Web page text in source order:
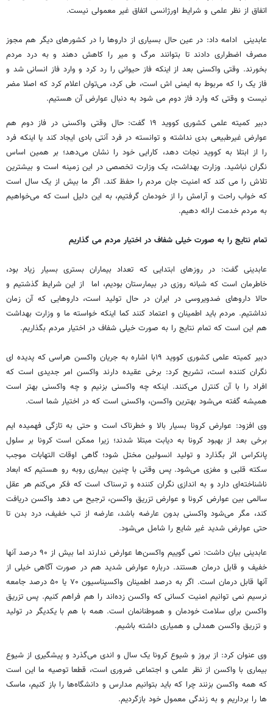
اتفاق از نظر علمی و شرایط اورژانسی اتفاق غیر معمولی نیست.
عابدینی ادامه داد: در عین حال بسیاری از داروها را در کشورهای دیگر هم مجوز
مصرف اضطراری دادند تا بتوانند مرگ و میر را کاهش دهند و به درد مردم
بخورند. وقتی واکسنی بعد از اینکه فاز حیوانی را رد کرد و وارد فاز انسانی شد و
فاز یک را که مربوط به ایمنی ‌اش است، طی کرد، می‌توان اعلام کرد که اصلا مضر
نیست و وقتی که وارد فاز دوم می ‌شود به دنبال عوارض آن هستیم.
دبیر کمیته علمی کشوری کووید ۱۹ گفت: حال وقتی واکسنی در فاز دوم هم
عوارض غیرطبیعی بدی نداشته و توانسته در فرد آنتی‌ بادی ایجاد کند یا اینکه فرد
را از ابتلا به کووید نجات دهد، کارایی خود را نشان می‌دهد؛ بر همین اساس
نگران نباشید. وزارت بهداشت، یک وزارت تخصصی در این زمینه است و بیشترین
تلاش را می ‌کند که امنیت جان مردم را حفظ کند. اگر ما بیش از یک سال است
که خواب راحت و آرامش را از خودمان گرفتیم، به این دلیل است که می‌خواهیم
به مردم‌ خدمت ارائه دهیم.
تمام نتایج را به صورت خیلی شفاف در اختیار مردم می گذاریم
عابدینی گفت: در روزهای ابتدایی که تعداد بیماران بستری بسیار زیاد بود،
خاطرمان است که شبانه روزی در بیمارستان بودیم، اما از این شرایط گذشتیم و
حالا داروهای ضدویروسی در ایران در حال تولید است، داروهایی که آن زمان
نداشتیم. مردم باید اطمینان و اعتماد کنند کما اینکه خواسته ما و وزارت بهداشت
هم این است که تمام نتایج را به صورت خیلی شفاف در اختیار مردم بگذاریم.
دبیر کمیته علمی کشوری کووید ۱۹با اشاره به جریان واکسن هراسی که پدیده ای
نگران کننده است، تشریح کرد: برخی عقیده دارند واکسن امر جدیدی است که
افراد را با آن کنترل می‌کنند. اینکه چه واکسنی بزنیم و چه واکسنی بهتر است
همیشه گفته می‌شود بهترین واکسن، واکسنی است که در اختیار شما است.
وی افزود: عوارض کرونا بسیار بالا و خطرناک است و حتی به تازگی فهمیده ایم
برخی بعد از بهبود کرونا به دیابت مبتلا شدند؛ زیرا ممکن است کرونا بر سلول
پانکراس اثر بگذارد و تولید انسولین مختل شود؛ گاهی اوقات التهابات موجب
سکته قلبی و مغزی می‌شود. پس وقتی با چنین بیماری روبه رو هستیم که ابعاد
ناشناخته‌ای دارد و به اندازی نگران کننده و ترسناک است که فکر می‌کنم هر عقل
سالمی بین عوارض کرونا و عوارض تزریق واکسن، ترجیح می ‌دهد واکسن دریافت
کند، مگر می‌شود واکسنی بدون عارضه باشد، عارضه از تب خفیف، درد بدن تا
حتی عوارض شدید غیر شایع را شامل می‌شود.
عابدینی بیان داشت: نمی گوییم واکسن‌ها عوارض ندارند اما بیش از ۹۰ درصد آنها
خفیف و قابل درمان هستند. درباره عوارض شدید هم در صورت آگاهی خیلی از
آنها قابل درمان است‌. اگر به درصد اطمینان واکسیناسیون ۷۰ یا ۵۰ درصد جامعه
نرسیم نمی ‌توانیم امنیت کسانی که واکسن زده‌اند را هم فراهم کنیم. پس تزریق
واکسن برای سلامت خودمان و هموطنانمان است. همه با هم با یکدیگر در تولید
و تزریق واکسن همدلی و همیاری داشته باشیم.
وی عنوان کرد: از بروز و شیوع کرونا یک سال و اندی می‌گذرد و پیشگیری از شیوع
بیماری با واکسن از نظر علمی و اجتماعی ضروری است، قطعا توصیه ما این است
که همه واکسن بزنند چرا که باید بتوانیم مدارس و دانشگاه‌ها را باز کنیم، ماسک
‌ها را برداریم و به زندگی معمول خود بازگردیم.